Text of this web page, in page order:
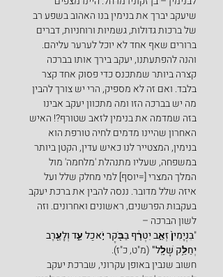
שיעקב יברך את בנימין בנו האהוב בשפע רב
של ברכות גדולות, גשמיות ורוחניות, דברים
ברורים שאף אחד לא יוכל לערער עליהם.
והנה להפתעתנו, יעקב בירך אותו בברכה
קצרה ביותר שמתכנס כדי פסוק אחד קצר
בלבד. ואם זה לא מספיק, הרי יש צורך להבין
מה יש בברכה הזו ומה מתכוון יעקב אבינו
בזה שמדמה את בנימין לזאב שטורף?! האיש
האחרון שהיינו מדמים לחיה טורפת הוא
בנימין, המצטייר לנו כאיש עדין, הקטן ביותר
במשפחה, שעליו מתנהלת 'מלחמה' מול
המלך המצרי [=יוסף] למי מחלק שלל ועל
איזה שלל מדובר. ננסה להבין את ברכת יעקב
בעקבות הפרשנים, ראשונים ואחרונים. וזה
לשון הברכה –
"בִּנְיָמִין֙ זְאֵ֣ב יִטְרָ֔ף בַּבֹּ֖קֶר יֹ֣אכַל עַ֑ד וְלָעֶ֖רֶב
יְחַלֵּ֥ק שָׁלָֽל" (מ"ט, כ"ז).
חשוב שנבין באופן עקרוני, שברכת יעקב